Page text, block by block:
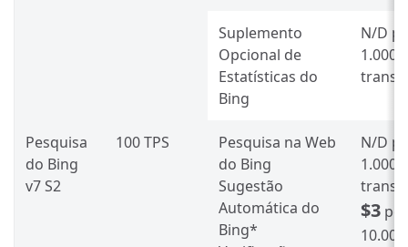
Suplemento
Opcional de
Estatísticas do
Bing
N/D
1.000
Pesquisa
do Bing
v7 S2
100 TPS
Pesquisa na Web
do Bing
Sugestão
Automática do
Bing*
N/D
1.000
$3 por
10.000